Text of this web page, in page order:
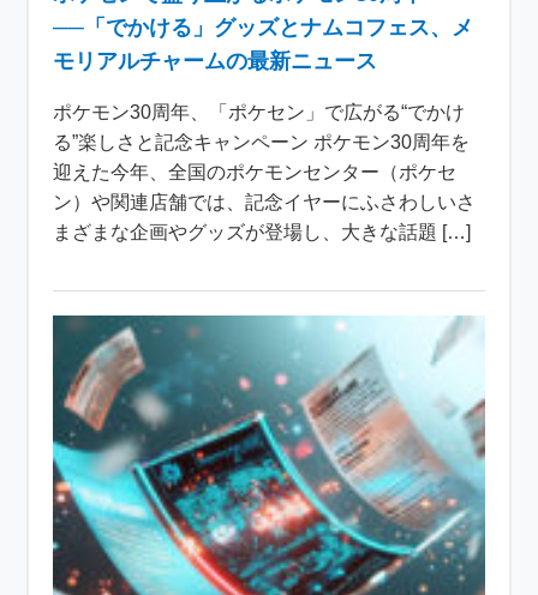
──「でかける」グッズとナムコフェス、メ
モリアルチャームの最新ニュース
ポケモン30周年、「ポケセン」で広がる“でかけ
る”楽しさと記念キャンペーン ポケモン30周年を
迎えた今年、全国のポケモンセンター（ポケセ
ン）や関連店舗では、記念イヤーにふさわしいさ
まざまな企画やグッズが登場し、大きな話題 […]